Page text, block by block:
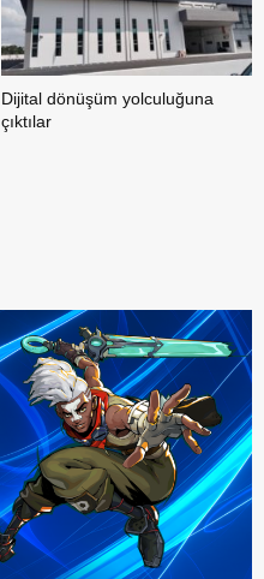
Dijital dönüşüm yolculuğuna
çıktılar